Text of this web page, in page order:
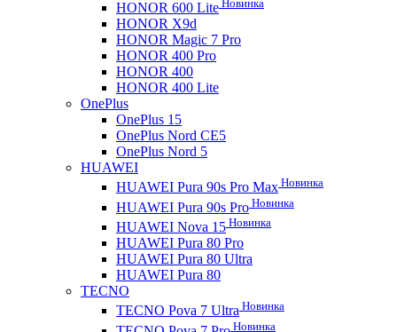
HONOR 600 Lite Новинка
HONOR X9d
HONOR Magic 7 Pro
HONOR 400 Pro
HONOR 400
HONOR 400 Lite
OnePlus
OnePlus 15
OnePlus Nord CE5
OnePlus Nord 5
HUAWEI
HUAWEI Pura 90s Pro Max Новинка
HUAWEI Pura 90s Pro Новинка
HUAWEI Nova 15 Новинка
HUAWEI Pura 80 Pro
HUAWEI Pura 80 Ultra
HUAWEI Pura 80
TECNO
TECNO Pova 7 Ultra Новинка
Новинка